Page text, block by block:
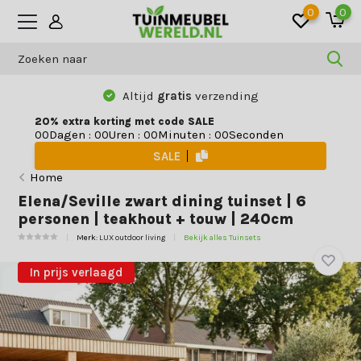
0 0
Altijd gratis verzending
20% extra korting met code SALE
00Dagen : 00Uren : 00Minuten : 00Seconden
SALE
Home
Elena/Seville zwart dining tuinset | 6
personen | teakhout + touw | 240cm
Merk: LUX outdoor living Bekijk alles Tuinsets
In prijs verlaagd